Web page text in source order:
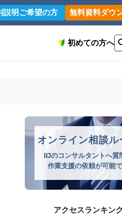
説明ご希望の方 無料資料ダウ
初めての方へ
オンライン相談ル
IIJのコンサルタントへ質
作業支援の依頼が可能
アクセスランキン